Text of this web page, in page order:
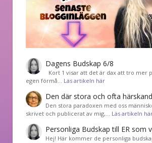
Dagens Budskap 6/8
Kort 1 visar att det är dax att tro mer
egen förmå… Läs artikeln här
Den där stora och ofta
Den stora paradoxen med oss
skrivet och publicerat av mig,… Läs artikeln
Personliga Budskap till ER som
Hej! Här kommer de personliga